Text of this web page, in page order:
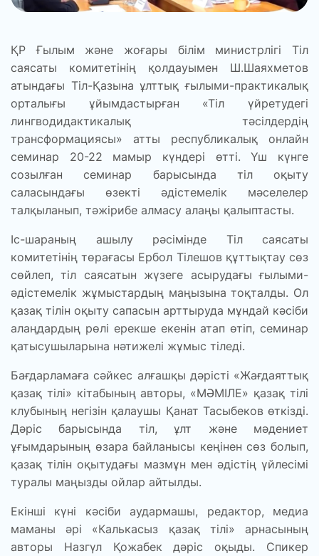
ҚР Ғылым және жоғары білім министрлігі Тіл
саясаты комитетінің қолдауымен Ш.Шаяхметов
атындағы Тіл-Қазына ұлттық ғылыми-практикалық
орталығы ұйымдастырған «Тіл үйретудегі
лингводидактикалық тәсілдердің
трансформациясы» атты республикалық онлайн
семинар 20-22 мамыр күндері өтті. Үш күнге
созылған семинар барысында тіл оқыту
саласындағы өзекті әдістемелік мәселелер
талқыланып, тәжірибе алмасу алаңы қалыптасты.
Іс-шараның ашылу рәсімінде Тіл саясаты
комитетінің төрағасы Ербол Тілешов құттықтау сөз
сөйлеп, тіл саясатын жүзеге асырудағы ғылыми-
әдістемелік жұмыстардың маңызына тоқталды. Ол
қазақ тілін оқыту сапасын арттыруда мұндай кәсіби
алаңдардың рөлі ерекше екенін атап өтіп, семинар
қатысушыларына нәтижелі жұмыс тіледі.
Бағдарламаға сәйкес алғашқы дәрісті «Жағдаяттық
қазақ тілі» кітабының авторы, «МӘМІЛЕ» қазақ тілі
клубының негізін қалаушы Қанат Тасыбеков өткізді.
Дәріс барысында тіл, ұлт және мәдениет
ұғымдарының өзара байланысы кеңінен сөз болып,
қазақ тілін оқытудағы мазмұн мен әдістің үйлесімі
туралы маңызды ойлар айтылды.
Екінші күні кәсіби аудармашы, редактор, медиа
маманы әрі «Калькасыз қазақ тілі» арнасының
авторы Назгүл Қожабек дәріс оқыды. Спикер